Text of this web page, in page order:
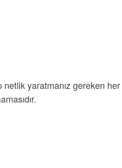
yaratmanız gereken